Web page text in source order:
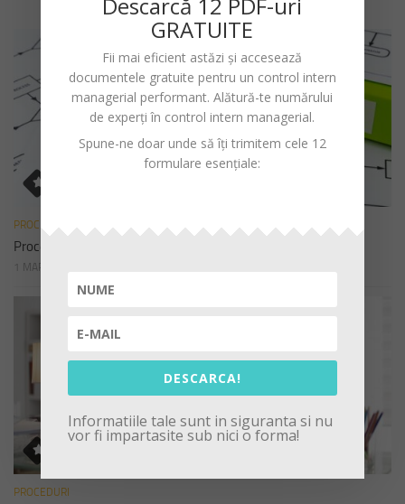
PROCEDURI
Procedura de sistem privind declararea cadourilor
1 MARTIE 2023
PROCEDURI
GRATUITE
Fii mai eficient astăzi și accesează
documentele gratuite pentru un control intern
managerial performant. Alătură-te numărului
de experți în control intern managerial.
Spune-ne doar unde să îți trimitem cele 12
formulare esențiale:
DESCARCA!
Informatiile tale sunt in siguranta si nu
vor fi impartasite sub nici o forma!